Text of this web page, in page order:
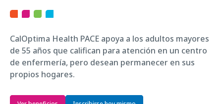
CalOptima Health PACE apoya a los adultos mayores
de 55 años que califican para atención en un centro
de enfermería, pero desean permanecer en sus
propios hogares.